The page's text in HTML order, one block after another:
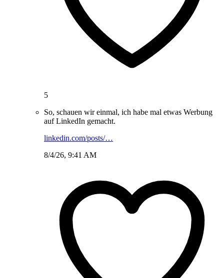
5
So, schauen wir einmal, ich habe mal etwas Werbung
auf LinkedIn gemacht.
linkedin.com/posts/…
8/4/26, 9:41 AM